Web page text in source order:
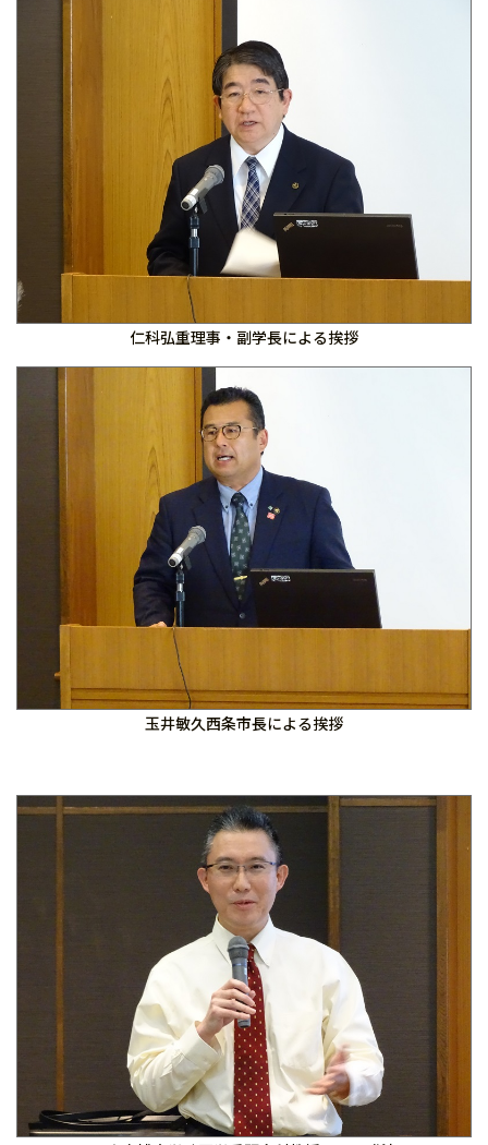
仁科弘重理事・副学長による挨拶
玉井敏久西条市長による挨拶